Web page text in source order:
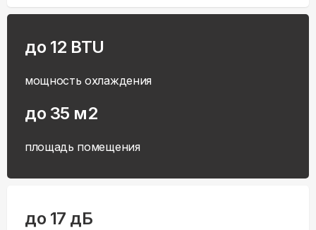
до 12 BTU
мощность охлаждения
до 35 м2
площадь помещения
до 17 дБ